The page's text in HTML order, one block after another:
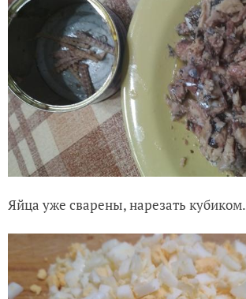
Яйца уже сварены, нарезать кубиком.